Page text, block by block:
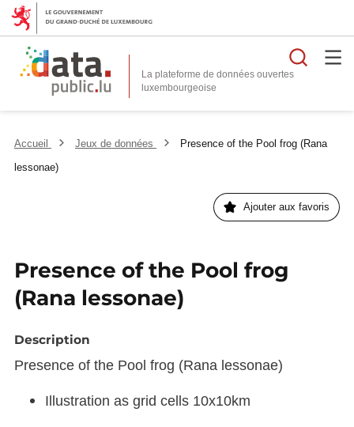
La plateforme de données ouvertes
Accueil Jeux de données
Presence of the Pool frog (Rana
lessonae)
Ajouter aux favoris
Presence of the Pool frog
(Rana lessonae)
Description
Presence of the Pool frog (Rana lessonae)
Illustration as grid cells 10x10km